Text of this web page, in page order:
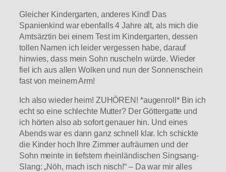
Gleicher Kindergarten, anderes Kind! Das
Spanienkind war ebenfalls 4 Jahre alt, als mich die
Amtsärztin bei einem Test im Kindergarten, dessen
tollen Namen ich leider vergessen habe, darauf
hinwies, dass mein Sohn nuscheln würde. Wieder
fiel ich aus allen Wolken und nun der Sonnenschein
fast von meinem Arm!
Ich also wieder heim! ZUHÖREN! *augenroll* Bin ich
echt so eine schlechte Mutter? Der Göttergatte und
ich hörten also ab sofort genauer hin. Und eines
Abends war es dann ganz schnell klar. Ich schickte
die Kinder hoch Ihre Zimmer aufräumen und der
Sohn meinte in tiefstem rheinländischen Singsang-
Slang: „Nöh, mach isch nisch!“ – Da war mir alles